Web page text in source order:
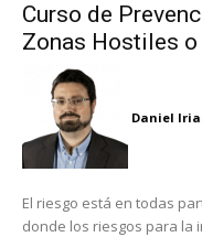
Curso de
Zonas Hostiles o
Daniel
El riesgo está en todas
donde los riesgos para la